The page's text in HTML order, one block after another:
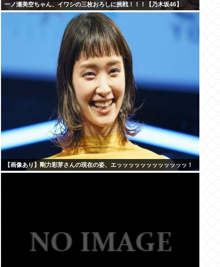
一ノ瀬美空ちゃん、イワシの三枚おろしに挑戦！！！【乃木坂46】
【画像あり】剛力彩芽さんの現在の姿、エッッッッッッッッッッッッ！